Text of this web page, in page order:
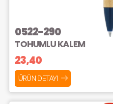
0522-290
TOHUMLU KALEM
23,40
ÜRÜN DETAYI